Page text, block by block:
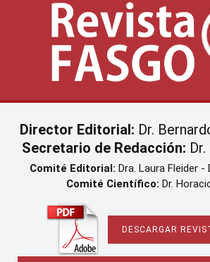
Director Editorial: Dr.
Secretario de Redacción:
Comité Editorial: Dra. Laura Fleider -
Comité Científico: Dr.
DESCARGAR